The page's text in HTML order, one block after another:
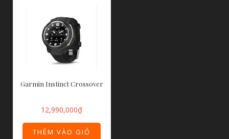
Garmin Instinct Crossover
12,990,000₫
THÊM VÀO GIỎ